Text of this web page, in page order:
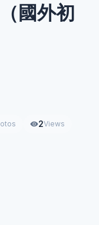
國外初
2Views